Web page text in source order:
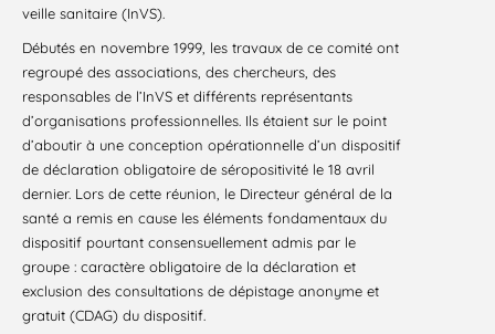
veille sanitaire (InVS).
Débutés en novembre 1999, les travaux de ce comité ont
regroupé des associations, des chercheurs, des
responsables de l’InVS et différents représentants
d’organisations professionnelles. Ils étaient sur le point
d’aboutir à une conception opérationnelle d’un dispositif
de déclaration obligatoire de séropositivité le 18 avril
dernier. Lors de cette réunion, le Directeur général de la
santé a remis en cause les éléments fondamentaux du
dispositif pourtant consensuellement admis par le
groupe : caractère obligatoire de la déclaration et
exclusion des consultations de dépistage anonyme et
gratuit (CDAG) du dispositif.